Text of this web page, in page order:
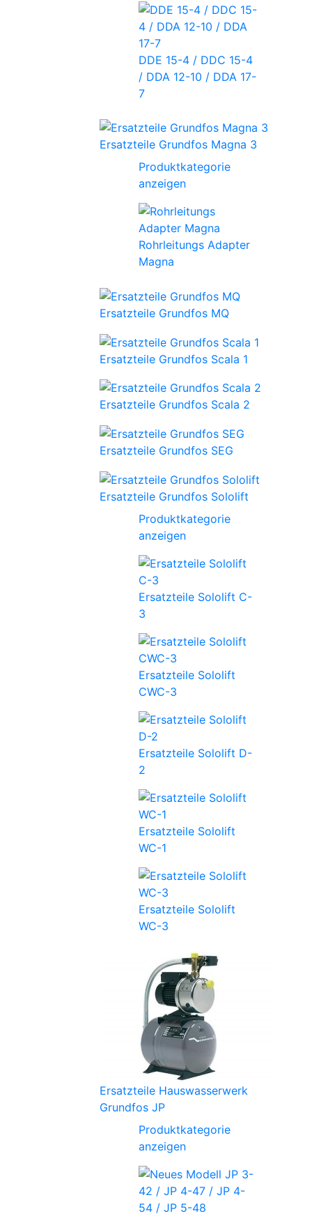
DDE 15-4 / DDC 15-4
/ DDA 12-10 / DDA 17-
7
Ersatzteile Grundfos Magna 3
Produktkategorie
anzeigen
Rohrleitungs Adapter
Magna
Ersatzteile Grundfos MQ
Ersatzteile Grundfos Scala 1
Ersatzteile Grundfos Scala 2
Ersatzteile Grundfos SEG
Ersatzteile Grundfos Sololift
Produktkategorie
anzeigen
Ersatzteile Sololift C-
3
Ersatzteile Sololift
CWC-3
Ersatzteile Sololift D-
2
Ersatzteile Sololift
WC-1
Ersatzteile Sololift
WC-3
Ersatzteile Hauswasserwerk
Grundfos JP
Produktkategorie
anzeigen